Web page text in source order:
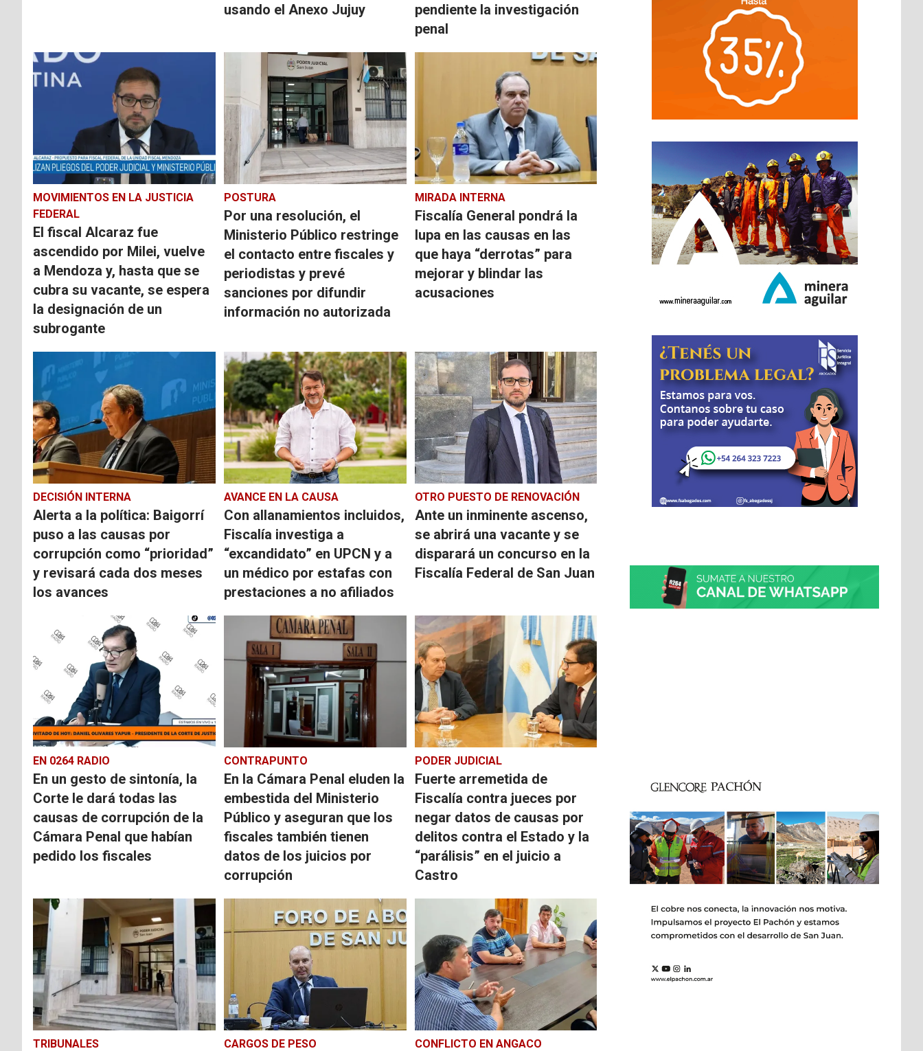
usando el Anexo Jujuy
pendiente la investigación
penal
MOVIMIENTOS EN LA JUSTICIA
FEDERAL
El fiscal Alcaraz fue
ascendido por Milei, vuelve
a Mendoza y, hasta que se
cubra su vacante, se espera
la designación de un
subrogante
POSTURA
Por una resolución, el
Ministerio Público restringe
el contacto entre fiscales y
periodistas y prevé
sanciones por difundir
información no autorizada
MIRADA INTERNA
Fiscalía General pondrá la
lupa en las causas en las
que haya “derrotas” para
mejorar y blindar las
acusaciones
DECISIÓN INTERNA
Alerta a la política: Baigorrí
puso a las causas por
corrupción como “prioridad”
y revisará cada dos meses
los avances
AVANCE EN LA CAUSA
Con allanamientos incluidos,
Fiscalía investiga a
“excandidato” en UPCN y a
un médico por estafas con
prestaciones a no afiliados
OTRO PUESTO DE RENOVACIÓN
Ante un inminente ascenso,
se abrirá una vacante y se
disparará un concurso en la
Fiscalía Federal de San Juan
EN 0264 RADIO
En un gesto de sintonía, la
Corte le dará todas las
causas de corrupción de la
Cámara Penal que habían
pedido los fiscales
CONTRAPUNTO
En la Cámara Penal eluden la
embestida del Ministerio
Público y aseguran que los
fiscales también tienen
datos de los juicios por
corrupción
PODER JUDICIAL
Fuerte arremetida de
Fiscalía contra jueces por
negar datos de causas por
delitos contra el Estado y la
“parálisis” en el juicio a
Castro
TRIBUNALES CARGOS DE PESO CONFLICTO EN ANGACO